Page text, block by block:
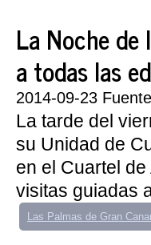
La Noche
a todas las
2014-09-23
La tarde del
su Unidad de
en el Cuartel
visitas guiadas
Las Palmas de Gran